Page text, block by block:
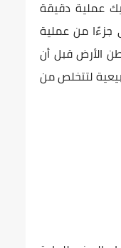
عملية دقيقة
جزءًا من عملية
الأرض قبل أن
لتتخلص من